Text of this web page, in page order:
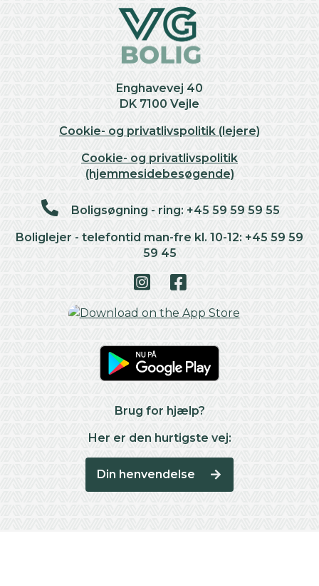
Enghavevej 40
DK 7100 Vejle
Cookie- og privatlivspolitik (lejere)
Cookie- og privatlivspolitik
(hjemmesidebesøgende)
Boligsøgning - ring: +45 59 59 59 55
Boliglejer - telefontid man-fre kl. 10-12: +45 59 59
59 45
Brug for hjælp?
Her er den hurtigste vej:
Din henvendelse